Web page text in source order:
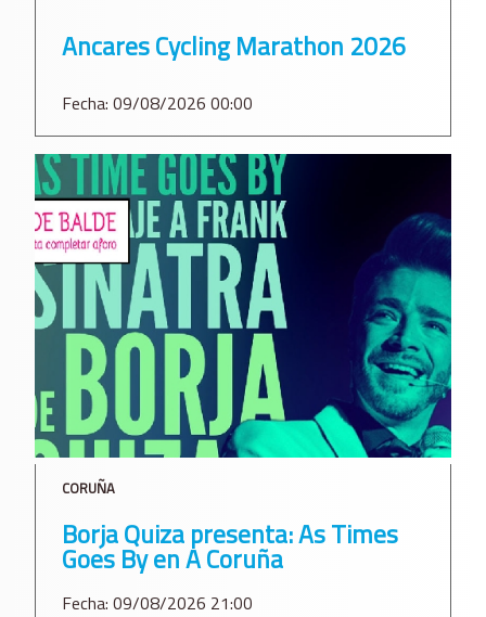
Ancares Cycling Marathon 2026
Fecha: 09/08/2026 00:00
CORUÑA
Borja Quiza presenta: As Times
Goes By en A Coruña
Fecha: 09/08/2026 21:00